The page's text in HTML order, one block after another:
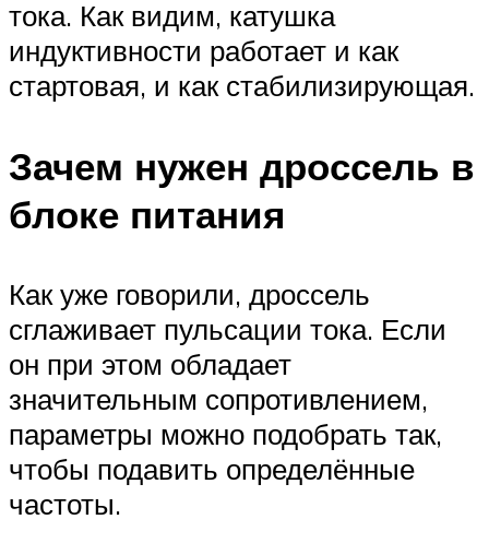
тока. Как видим, катушка
индуктивности работает и как
стартовая, и как стабилизирующая.
Зачем нужен дроссель в
блоке питания
Как уже говорили, дроссель
сглаживает пульсации тока. Если
он при этом обладает
значительным сопротивлением,
параметры можно подобрать так,
чтобы подавить определённые
частоты.